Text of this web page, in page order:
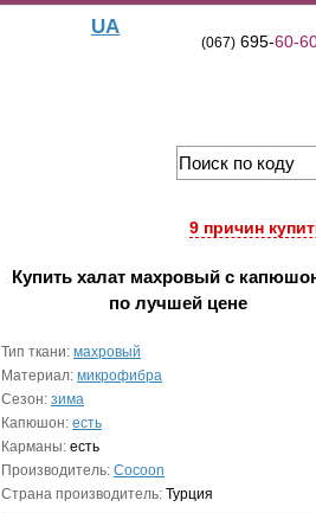
UA
(067)695-60-
9 причин
Купить халат махровый с
по лучшей цене
Тип ткани: махровый
Материал: микрофибра
Сезон: зима
Капюшон: есть
Карманы: есть
Производитель: Cocoon
Страна производитель: Турция